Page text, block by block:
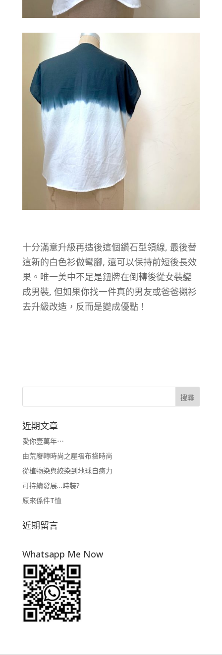
十分滿意升級再造後這個鑽石型領線, 最後替
這新的白色衫做彎腳, 還可以保持前短後長效
果。唯一美中不足是鈕牌在倒轉後從女裝變
成男裝, 但如果你找一件真的男友或爸爸襯衫
去升級改造，反而是變成優點！
近期文章
愛你壹萬年⋯
由荒廢轉時尚之壓褶布袋時尚
從植物染與絞染到地球自癒力
可持續發展…時裝?
原來係件T恤
近期留言
Whatsapp Me Now